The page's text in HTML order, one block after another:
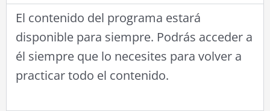
El contenido del programa estará
disponible para siempre. Podrás acceder a
él siempre que lo necesites para volver a
practicar todo el contenido.